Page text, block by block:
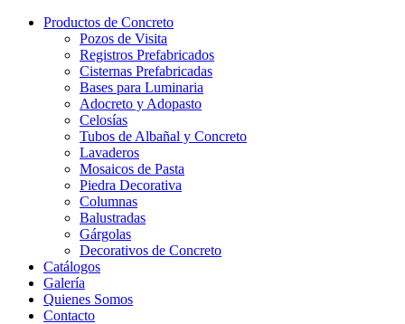
Productos de Concreto
Pozos de Visita
Registros Prefabricados
Cisternas Prefabricadas
Bases para Luminaria
Adocreto y Adopasto
Celosías
Tubos de Albañal y Concreto
Lavaderos
Mosaicos de Pasta
Piedra Decorativa
Columnas
Balustradas
Gárgolas
Decorativos de Concreto
Catálogos
Galería
Quienes Somos
Contacto